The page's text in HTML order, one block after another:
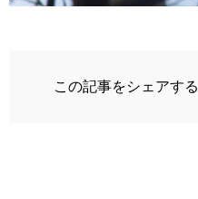
この記事をシェアする